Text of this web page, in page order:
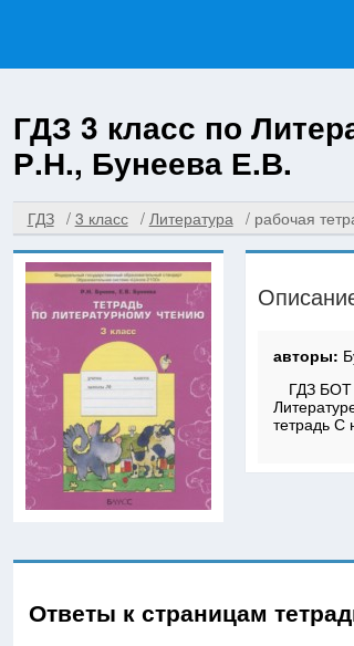
ГДЗ 3 класс по
Р.Н., Бунеева Е.В.
ГДЗ 3 класс Литература рабочая
авторы:
ГДЗ БОТ
тетрадь С
Ответы к страницам